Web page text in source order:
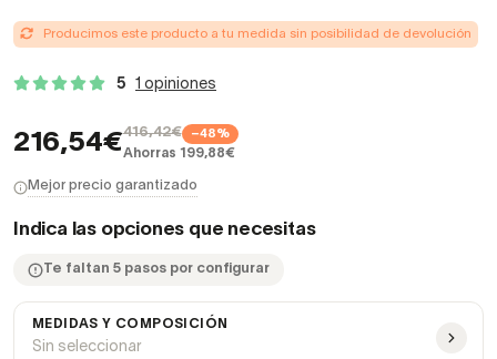
Producimos este producto a tu medida sin posibilidad de devolución
5 1 opiniones
216,54€416,42€ −48%
Ahorras 199,88€
Mejor precio garantizado
Indica las opciones que necesitas
Te faltan 5 pasos por configurar
MEDIDAS Y COMPOSICIÓN
Sin seleccionar